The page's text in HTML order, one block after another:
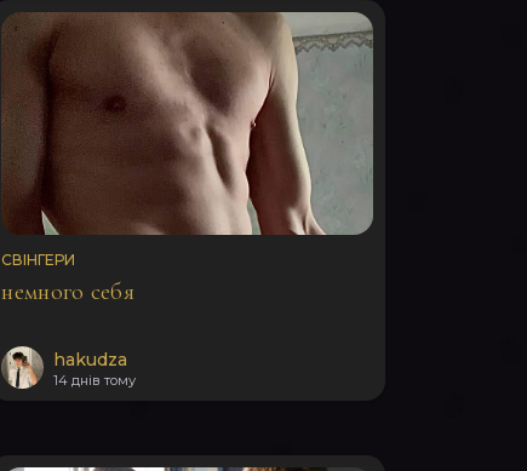
СВІНГЕРИ
немного себя
hakudza
14 днів тому